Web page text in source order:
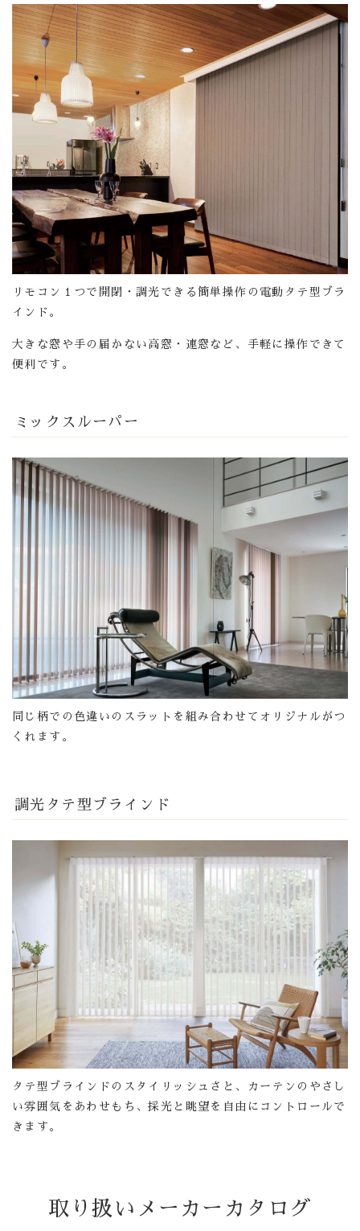
リモコン１つで開閉・調光できる簡単操作の電動タテ型ブラ
インド。
大きな窓や手の届かない高窓・連窓など、手軽に操作できて
便利です。
ミックスルーパー
同じ柄での色違いのスラットを組み合わせてオリジナルがつ
くれます。
調光タテ型ブラインド
タテ型ブラインドのスタイリッシュさと、カーテンのやさし
い雰囲気をあわせもち、採光と眺望を自由にコントロールで
きます。
取り扱いメーカーカタログ